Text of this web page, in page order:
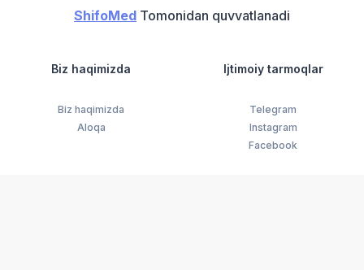
ShifoMed Tomonidan quvvatlanadi
Biz haqimizda
Biz haqimizda
Aloqa
Ijtimoiy tarmoqlar
Telegram
Instagram
Facebook